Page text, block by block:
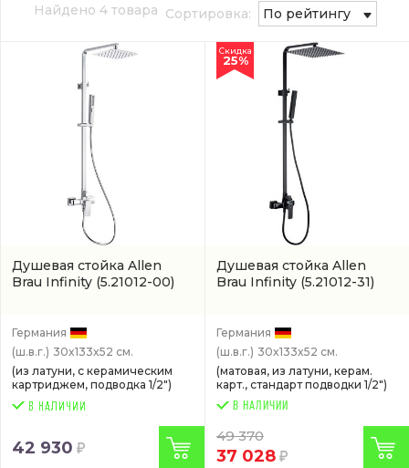
Найдено 4 товара Сортировка: По рейтингу
Душевая стойка Allen
Brau Infinity (5.21012-00)
Германия
(ш.в.г.) 30x133x52 см.
(из латуни, с керамическим
картриджем, подводка 1/2")
42 930
Душевая стойка Allen
Brau Infinity (5.21012-31)
Скидка
25%
Германия
(ш.в.г.) 30x133x52 см.
(матовая, из латуни, керам.
карт., стандарт подводки 1/2")
В НАЛИЧИИ
49 370
37 028